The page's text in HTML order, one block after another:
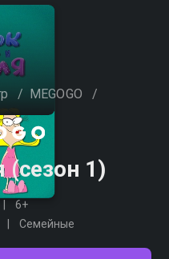
/ MEGOGO /
(сезон 1)
6+
Семейные